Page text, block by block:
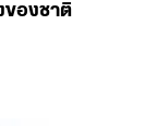
ของชาติ